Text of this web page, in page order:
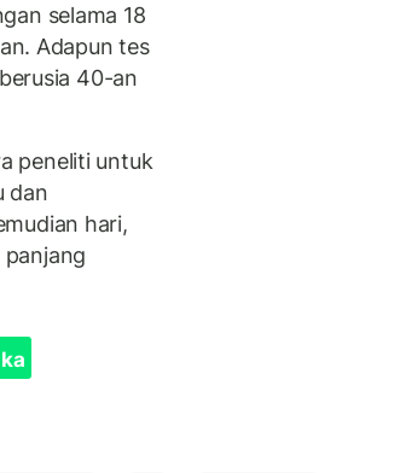
selama 18
Adapun tes
40-an
peneliti untuk
dan
hari,